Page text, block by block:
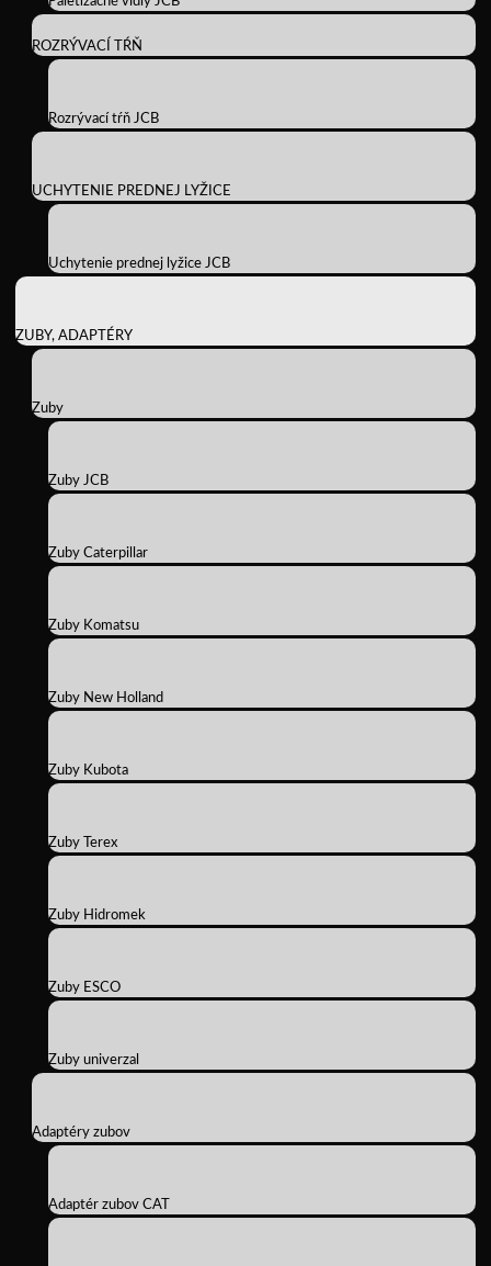
ROZRÝVACÍ TŔŇ
Rozrývací tŕň JCB
UCHYTENIE PREDNEJ LYŽICE
Uchytenie prednej lyžice JCB
ZUBY, ADAPTÉRY
Zuby
Zuby JCB
Zuby Caterpillar
Zuby Komatsu
Zuby New Holland
Zuby Kubota
Zuby Terex
Zuby Hidromek
Zuby ESCO
Zuby univerzal
Adaptéry zubov
Adaptér zubov CAT